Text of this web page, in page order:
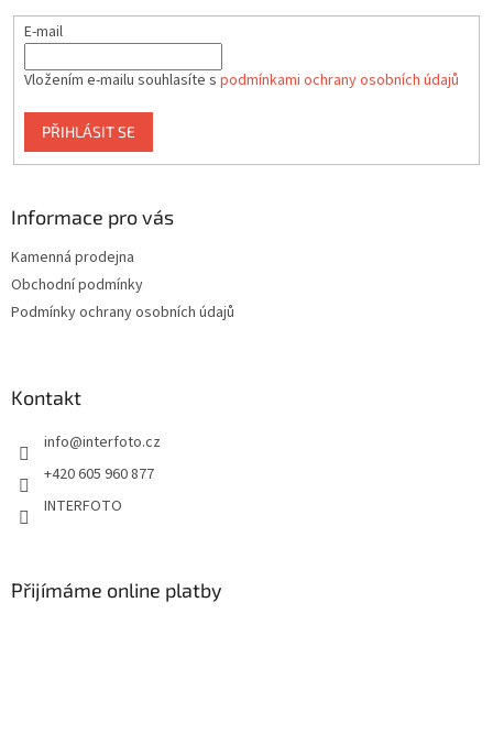
v
v
s
E-mail
Vložením e-mailu souhlasíte s podmínkami ochrany osobních údajů
PŘIHLÁSIT SE
Informace pro vás
Kamenná prodejna
Obchodní podmínky
Podmínky ochrany osobních údajů
Kontakt
info@interfoto.cz
+420 605 960 877
INTERFOTO
Přijímáme online platby